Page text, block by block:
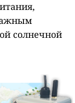
солнечной